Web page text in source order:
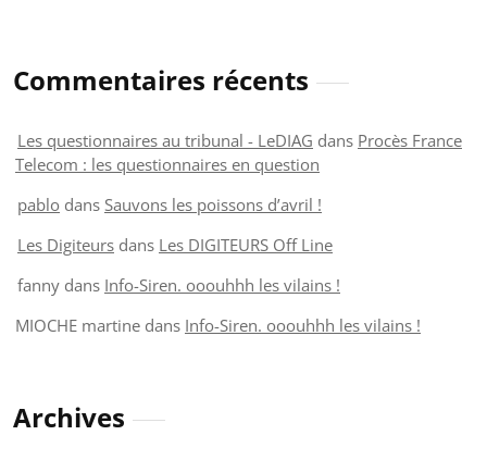
Commentaires récents
Les questionnaires au tribunal - LeDIAG dans Procès France
Telecom : les questionnaires en question
pablo dans Sauvons les poissons d’avril !
Les Digiteurs dans Les DIGITEURS Off Line
fanny dans Info-Siren. ooouhhh les vilains !
MIOCHE martine dans Info-Siren. ooouhhh les vilains !
Archives